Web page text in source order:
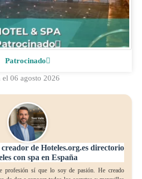
Patrocinado
06 agosto 2026
de Hoteles.org.es directorio
con spa en España
profesión sí que lo soy de pasión. He creado